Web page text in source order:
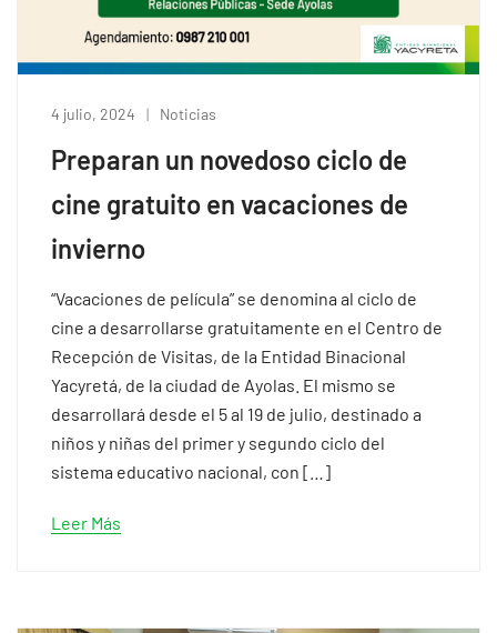
4 julio, 2024 Noticias
Preparan un novedoso ciclo de
cine gratuito en vacaciones de
invierno
“Vacaciones de película” se denomina al ciclo de
cine a desarrollarse gratuitamente en el Centro de
Recepción de Visitas, de la Entidad Binacional
Yacyretá, de la ciudad de Ayolas. El mismo se
desarrollará desde el 5 al 19 de julio, destinado a
niños y niñas del primer y segundo ciclo del
sistema educativo nacional, con […]
Leer Más